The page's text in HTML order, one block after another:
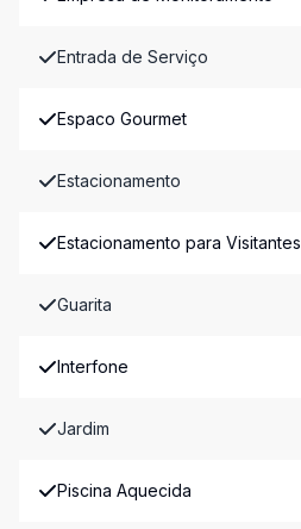
Entrada de Serviço
Espaco Gourmet
Estacionamento
Estacionamento para Visitantes
Guarita
Interfone
Jardim
Piscina Aquecida